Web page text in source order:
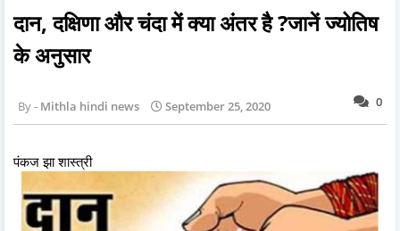
दान, दक्षिणा और चंदा में क्या अंतर है ?जानें ज्योतिष
के अनुसार
0
Mithla hindi news September 25, 2020
पंकज झा शास्त्री